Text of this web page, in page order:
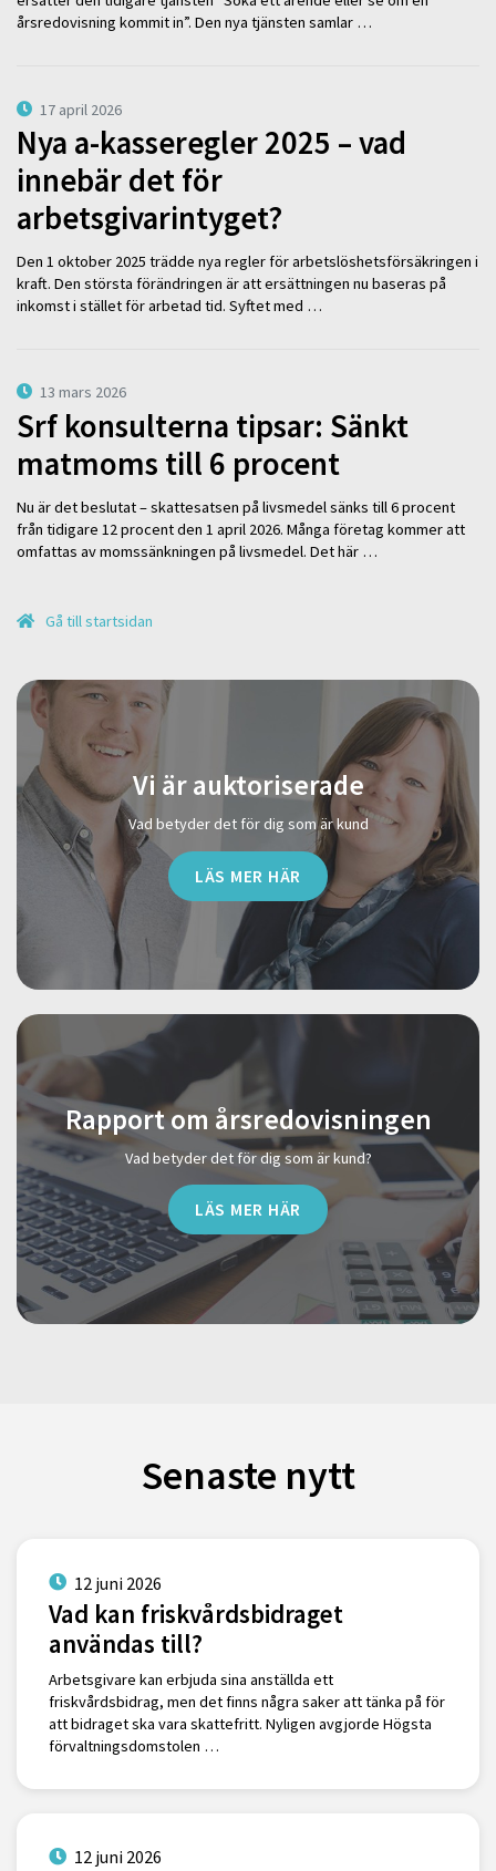
årsredovisning kommit in”. Den nya tjänsten samlar …
17 april 2026
Nya a-kasseregler 2025 – vad
innebär det för
arbetsgivarintyget?
Den 1 oktober 2025 trädde nya regler för arbetslöshetsförsäkringen i
kraft. Den största förändringen är att ersättningen nu baseras på
inkomst i stället för arbetad tid. Syftet med …
13 mars 2026
Srf konsulterna tipsar: Sänkt
matmoms till 6 procent
Nu är det beslutat – skattesatsen på livsmedel sänks till 6 procent
från tidigare 12 procent den 1 april 2026. Många företag kommer att
omfattas av momssänkningen på livsmedel. Det här …
Gå till startsidan
Vi är auktoriserade
Vad betyder det för dig som är kund
LÄS MER HÄR
Rapport om årsredovisningen
Vad betyder det för dig som är kund?
LÄS MER HÄR
Senaste nytt
12 juni 2026
Vad kan friskvårdsbidraget
användas till?
Arbetsgivare kan erbjuda sina anställda ett
friskvårdsbidrag, men det finns några saker att tänka på för
att bidraget ska vara skattefritt. Nyligen avgjorde Högsta
förvaltningsdomstolen …
12 juni 2026